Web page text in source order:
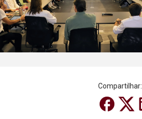
Compartilhar: